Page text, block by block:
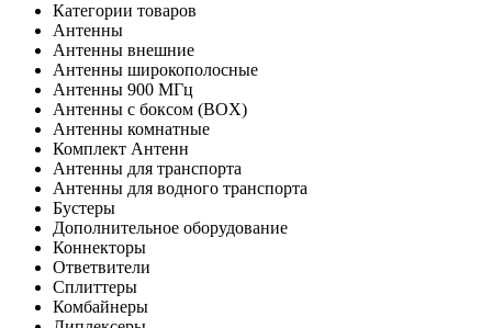
Категории товаров
Антенны
Антенны внешние
Антенны широкополосные
Антенны 900 МГц
Антенны с боксом (BOX)
Антенны комнатные
Комплект Антенн
Антенны для транспорта
Антенны для водного транспорта
Бустеры
Дополнительное оборудование
Коннекторы
Ответвители
Сплиттеры
Комбайнеры